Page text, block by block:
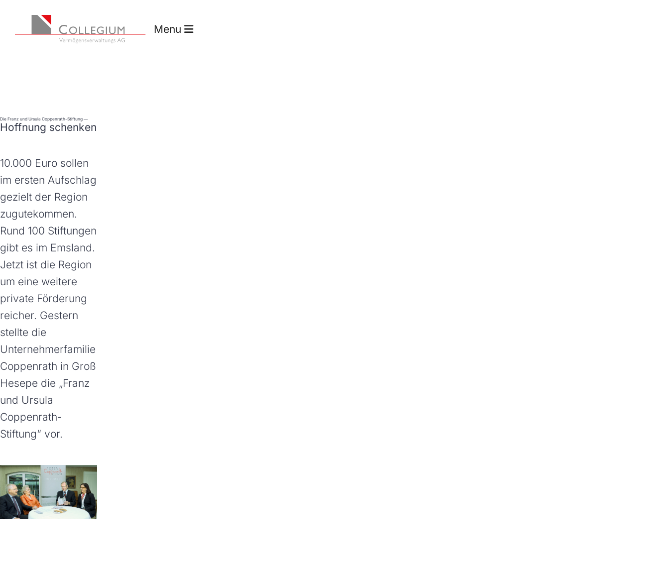
Menu
Startseite
Engagement
Die Franz und Ursula Coppenrath-Stiftung —
Hoffnung schenken
10.000 Euro sollen
im ersten Aufschlag
gezielt der Region
zugutekommen.
Rund 100 Stiftungen
gibt es im Emsland.
Jetzt ist die Region
um eine weitere
private Förderung
reicher. Gestern
stellte die
Unternehmerfamilie
Coppenrath in Groß
Hesepe die „Franz
und Ursula
Coppenrath-
Stiftung“ vor.